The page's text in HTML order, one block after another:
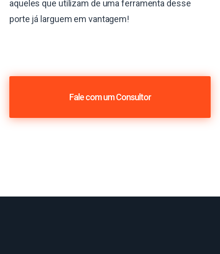
aqueles que utilizam de uma ferramenta desse
porte já larguem em vantagem!
Fale com um Consultor